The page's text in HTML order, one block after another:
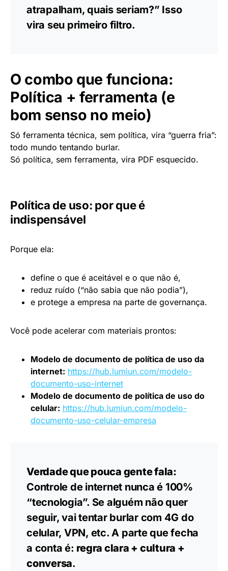
atrapalham, quais seriam?” Isso
vira seu primeiro filtro.
O combo que funciona:
Política + ferramenta (e
bom senso no meio)
Só ferramenta técnica, sem política, vira “guerra fria”:
todo mundo tentando burlar.
Só política, sem ferramenta, vira PDF esquecido.
Política de uso: por que é
indispensável
Porque ela:
define o que é aceitável e o que não é,
reduz ruído (“não sabia que não podia”),
e protege a empresa na parte de governança.
Você pode acelerar com materiais prontos:
Modelo de documento de política de uso da
internet: https://hub.lumiun.com/modelo-
documento-uso-internet
Modelo de documento de política de uso do
celular: https://hub.lumiun.com/modelo-
documento-uso-celular-empresa
Verdade que pouca gente fala:
Controle de internet nunca é 100%
“tecnologia”. Se alguém não quer
seguir, vai tentar burlar com 4G do
celular, VPN, etc. A parte que fecha
a conta é: regra clara + cultura +
conversa.